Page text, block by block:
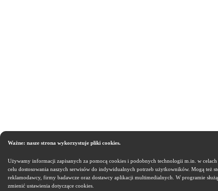
Ważne: nasze strona wykorzystuje pliki cookies.
Używamy informacji zapisanych za pomocą cookies i podobnych technologii m.in. w
celu dostosowania naszych serwisów do indywidualnych potrzeb użytkowników. Mogą też
reklamodawcy, firmy badawcze oraz dostawcy aplikacji multimedialnych. W programie
zmienić ustawienia dotyczące cookies.